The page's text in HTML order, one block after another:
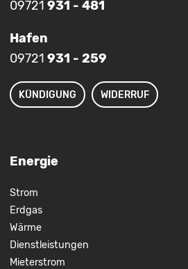
09721 931 - 481
Hafen
09721 931 - 259
KÜNDIGUNG WIDERRUF
Energie
Strom
Erdgas
Wärme
Dienstleistungen
Mieterstrom